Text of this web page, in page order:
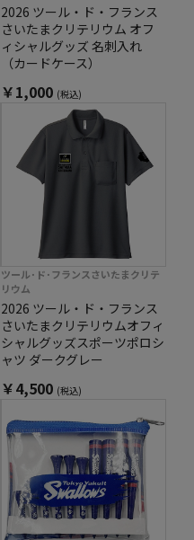
2026 ツール・ド・フランス
さいたまクリテリウム オフ
ィシャルグッズ 名刺入れ
（カードケース）
￥1,000 (税込)
ツール･ド･フランスさいたまクリテ
リウム
2026 ツール・ド・フランス
さいたまクリテリウムオフィ
シャルグッズスポーツポロシ
ャツ ダークグレー
￥4,500 (税込)